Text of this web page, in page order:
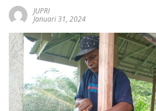
JUPRI
Januari 31, 2024